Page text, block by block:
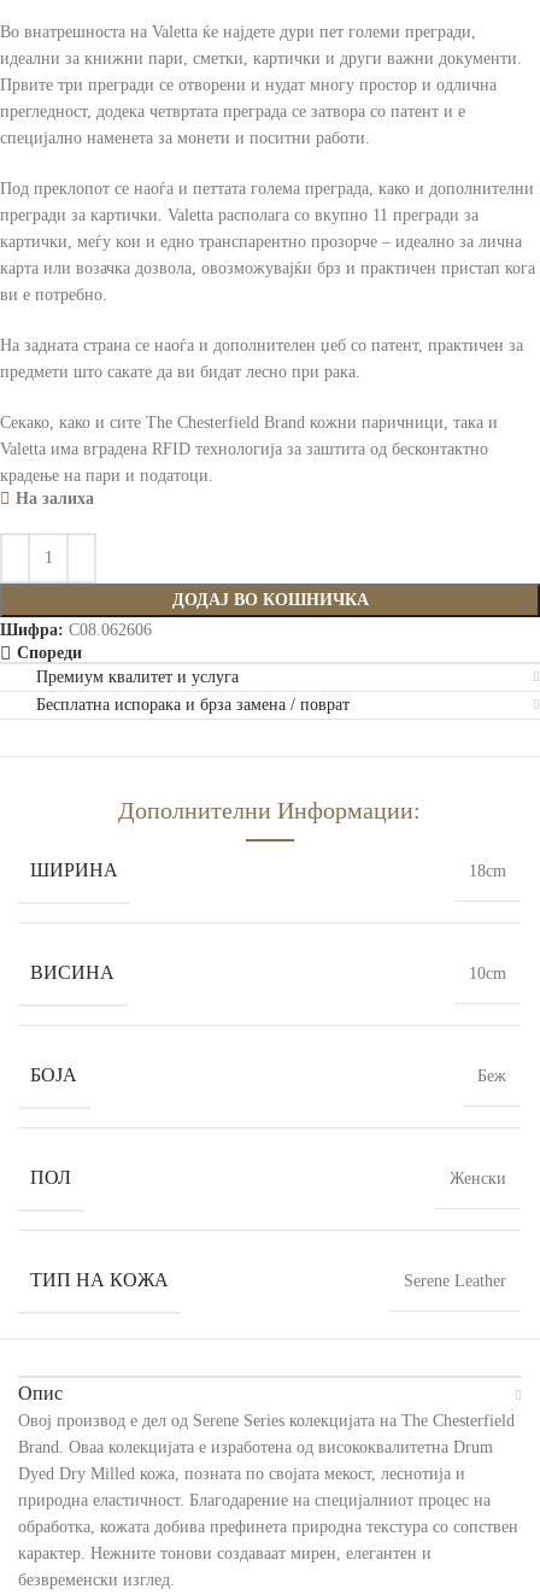
Во внатрешноста на Valetta ќе најдете дури пет големи прегради,
идеални за книжни пари, сметки, картички и други важни документи.
Првите три прегради се отворени и нудат многу простор и одлична
прегледност, додека четвртата преграда се затвора со патент и е
специјално наменета за монети и поситни работи.
Под преклопот се наоѓа и петтата голема преграда, како и дополнителни
прегради за картички. Valetta располага со вкупно 11 прегради за
картички, меѓу кои и едно транспарентно прозорче – идеално за лична
карта или возачка дозвола, овозможувајќи брз и практичен пристап кога
ви е потребно.
На задната страна се наоѓа и дополнителен џеб со патент, практичен за
предмети што сакате да ви бидат лесно при рака.
Секако, како и сите The Chesterfield Brand кожни паричници, така и
Valetta има вградена RFID технологија за заштита од бесконтактно
крадење на пари и податоци.
На залиха
ДОДАЈ ВО КОШНИЧКА
Шифра: C08.062606
Спореди
Премиум квалитет и услуга
Бесплатна испорака и брза замена / поврат
Дополнителни Информации:
ШИРИНА 18cm
ВИСИНА 10cm
БОЈА Беж
ПОЛ Женски
ТИП НА КОЖА Serene Leather
Опис
Овој производ е дел од Serene Series колекцијата на The Chesterfield
Brand. Оваа колекцијата е изработена од висококвалитетна Drum
Dyed Dry Milled кожа, позната по својата мекост, леснотија и
природна еластичност. Благодарение на специјалниот процес на
обработка, кожата добива префинета природна текстура со сопствен
карактер. Нежните тонови создаваат мирен, елегантен и
безвременски изглед.